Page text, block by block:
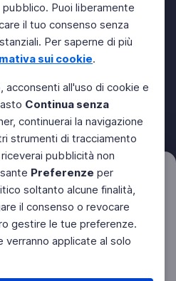
Puoi liberamente
il tuo consenso senza
Per saperne di più
sui cookie.
, acconsenti all'uso di cookie e
Continua senza
continuerai la navigazione
strumenti di tracciamento
pubblicità non
Preferenze per
soltanto alcune finalità,
il consenso o revocare
gestire le tue preferenze.
applicate al solo
Azzera